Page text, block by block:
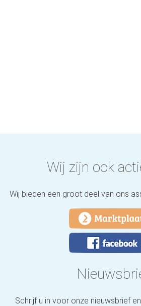
Wij zijn ook
Wij bieden een groot deel van ons
Schrijf u in voor onze nieuwsbrief